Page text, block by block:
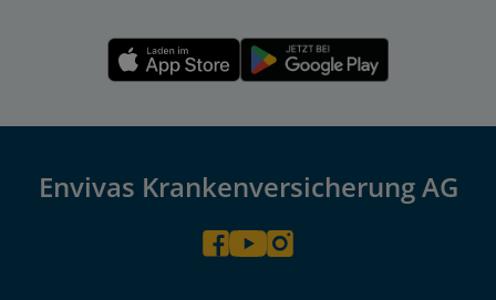
Envivas Krankenversicherung AG